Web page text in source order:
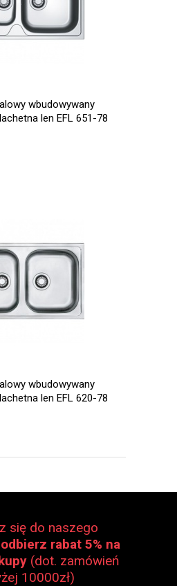
wbudowywany
len EFL 651-78
wbudowywany
len EFL 620-78
się do naszego
odbierz rabat 5% na
(dot. zamówień
10000zł)